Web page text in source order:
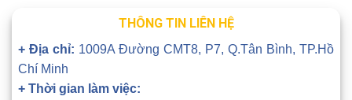
THÔNG TIN LIÊN HỆ
+ Địa chỉ: 1009A Đường CMT8, P7, Q.Tân Bình, TP.Hồ
Chí Minh
+ Thời gian làm việc: